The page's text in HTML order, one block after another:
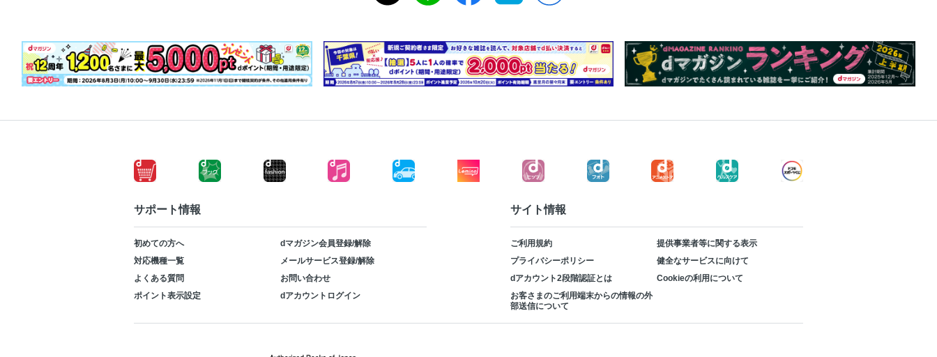
サポート情報
初めての方へ
dマガジン会員登録/解除
対応機種一覧
メールサービス登録/解除
よくある質問
お問い合わせ
ポイント表示設定
dアカウントログイン
サイト情報
ご利用規約
提供事業者等に関する表示
プライバシーポリシー
健全なサービスに向けて
dアカウント2段階認証とは
Cookieの利用について
お客さまのご利用端末からの情報の外
部送信について